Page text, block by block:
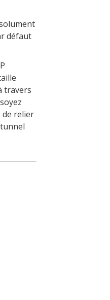
défaut
travers
de relier